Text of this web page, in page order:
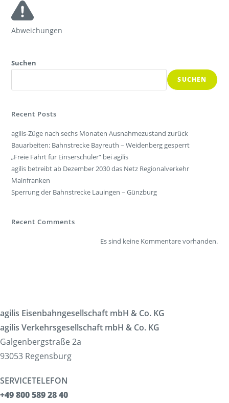
Abweichungen
Suchen
SUCHEN
Recent Posts
agilis-Züge nach sechs Monaten Ausnahmezustand zurück
Bauarbeiten: Bahnstrecke Bayreuth – Weidenberg gesperrt
„Freie Fahrt für Einserschüler“ bei agilis
agilis betreibt ab Dezember 2030 das Netz Regionalverkehr
Mainfranken
Sperrung der Bahnstrecke Lauingen – Günzburg
Recent Comments
Es sind keine Kommentare vorhanden.
agilis Eisenbahngesellschaft mbH & Co. KG
agilis Verkehrsgesellschaft mbH & Co. KG
Galgenbergstraße 2a
93053 Regensburg
SERVICETELEFON
+49 800 589 28 40